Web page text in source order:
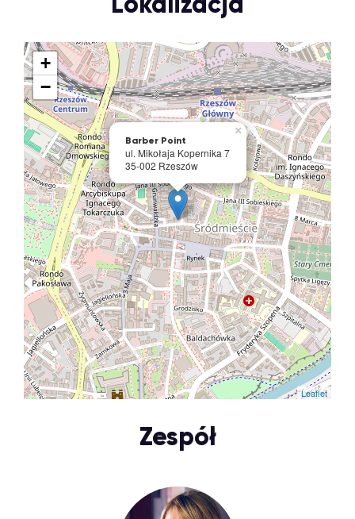
Barber Point
ul. Mikołaja Kopernika 7
35-002 Rzeszów
×
+
−
Leaflet
Zespół